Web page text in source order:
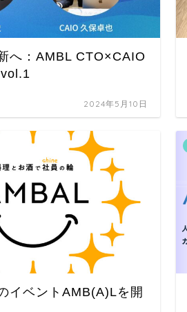
へ：AMBL CTO×CAIO
2024年5月10日
イベントAMB(A)Lを開